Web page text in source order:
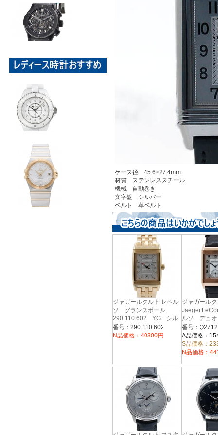
ケース径 45.6×27.4mm
材質 ステンレススチール
機械 自動巻き
文字盤 シルバー
ベルト 革ベルト
ジャガールクルト レベル
ソ グランスポール
290.110.602 YG シル
バー
番号：290.110.602
N品価格：40300円
ジャガール
Jaeger
ルソ デュ
Q2712410
ルド 手巻き
番号：
A品価格：
S品価格：
N品価格：